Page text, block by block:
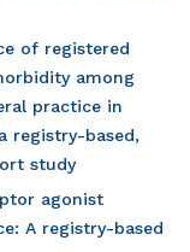
of registered
among
practice in
registry-based,
study
agonist
A registry-based